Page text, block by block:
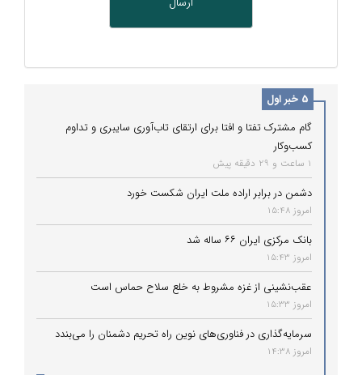
5 خبر اول
گام مشترک تفتا و افتا برای ارتقای تاب‌آوری سایبری و تداوم
کسب‌وکار
1 ساعت و 29 دقیقه پیش
دشمن در برابر اراده ملت ایران شکست خورد
امروز 15:48
بانک مرکزی ایران ۶۶ ساله شد
امروز 15:43
عقب‌نشینی از غزه مشروط به خلع سلاح حماس است
امروز 15:33
سرمایه‌گذاری در فناوری‌های نوین راه تحریم دشمنان را می‌بندد
امروز 14:38